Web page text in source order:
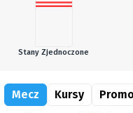
Stany Zjednoczone
Mecz Kursy